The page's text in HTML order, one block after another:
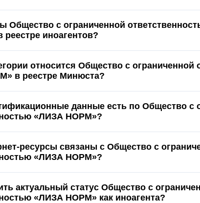
Общество с ограниченной
реестре иноагентов?
относится Общество с ограниченной
в реестре Минюста?
данные есть по Общество с
«ЛИЗА НОРМ»?
ресурсы связаны с Общество с
«ЛИЗА НОРМ»?
актуальный статус Общество с
«ЛИЗА НОРМ» как иноагента?